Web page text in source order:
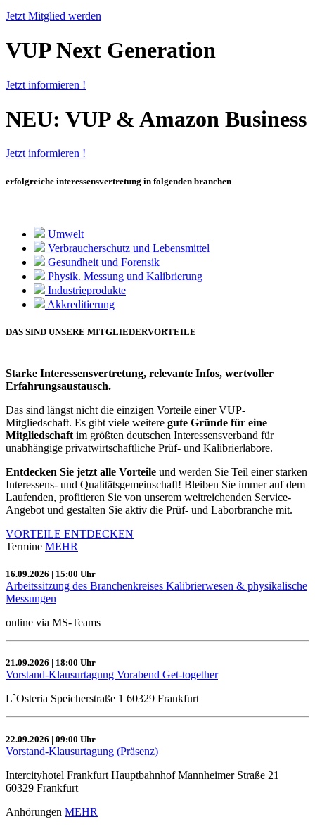
Jetzt Mitglied werden
VUP Next Generation
Jetzt informieren !
NEU: VUP & Amazon Business
Jetzt informieren !
erfolgreiche interessensvertretung in folgenden branchen
Umwelt
Verbraucherschutz und Lebensmittel
Gesundheit und Forensik
Physik. Messung und Kalibrierung
Industrieprodukte
Akkreditierung
DAS SIND UNSERE MITGLIEDERVORTEILE
Starke Interessensvertretung, relevante Infos, wertvoller
Erfahrungsaustausch.
Das sind längst nicht die einzigen Vorteile einer VUP-
Mitgliedschaft. Es gibt viele weitere gute Gründe für eine
Mitgliedschaft im größten deutschen Interessensverband für
unabhängige privatwirtschaftliche Prüf- und Kalibrierlabore.
Entdecken Sie jetzt alle Vorteile und werden Sie Teil einer starken
Interessens- und Qualitätsgemeinschaft! Bleiben Sie immer auf dem
Laufenden, profitieren Sie von unserem weitreichenden Service-
Angebot und gestalten Sie aktiv die Prüf- und Laborbranche mit.
VORTEILE ENTDECKEN
Termine MEHR
16.09.2026 | 15:00 Uhr
Arbeitssitzung des Branchenkreises Kalibrierwesen & physikalische
Messungen
online via MS-Teams
21.09.2026 | 18:00 Uhr
Vorstand-Klausurtagung Vorabend Get-together
L`Osteria Speicherstraße 1 60329 Frankfurt
22.09.2026 | 09:00 Uhr
Vorstand-Klausurtagung (Präsenz)
Intercityhotel Frankfurt Hauptbahnhof Mannheimer Straße 21
60329 Frankfurt
Anhörungen MEHR